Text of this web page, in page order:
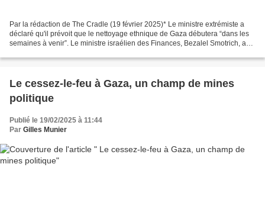
Par la rédaction de The Cradle (19 février 2025)* Le ministre extrémiste a
déclaré qu'il prévoit que le nettoyage ethnique de Gaza débutera “dans les
semaines à venir”. Le ministre israélien des Finances, Bezalel Smotrich, a
Le cessez-le-feu à Gaza, un champ de mines
politique
Publié le 19/02/2025 à 11:44
Par Gilles Munier